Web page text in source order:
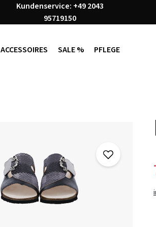
Kundenservice: +49 2043
95719150
ACCESSOIRES SALE % PFLEGE